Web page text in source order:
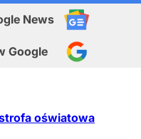
News
Google
oświatowa